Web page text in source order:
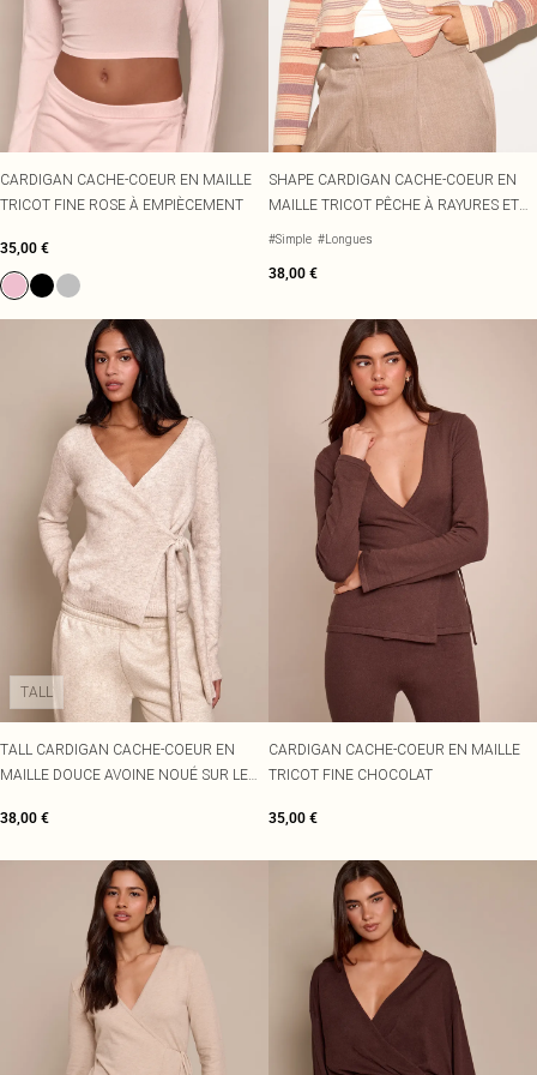
CARDIGAN CACHE-COEUR EN MAILLE
TRICOT FINE ROSE À EMPIÈCEMENT
35,00 €
SHAPE CARDIGAN CACHE-COEUR EN
MAILLE TRICOT PÊCHE À RAYURES ET
BOUTON DORÉ
#Simple #Longues
38,00 €
TALL
TALL CARDIGAN CACHE-COEUR EN
MAILLE DOUCE AVOINE NOUÉ SUR LE
38,00 €
CARDIGAN CACHE-COEUR EN MAILLE
TRICOT FINE CHOCOLAT
35,00 €